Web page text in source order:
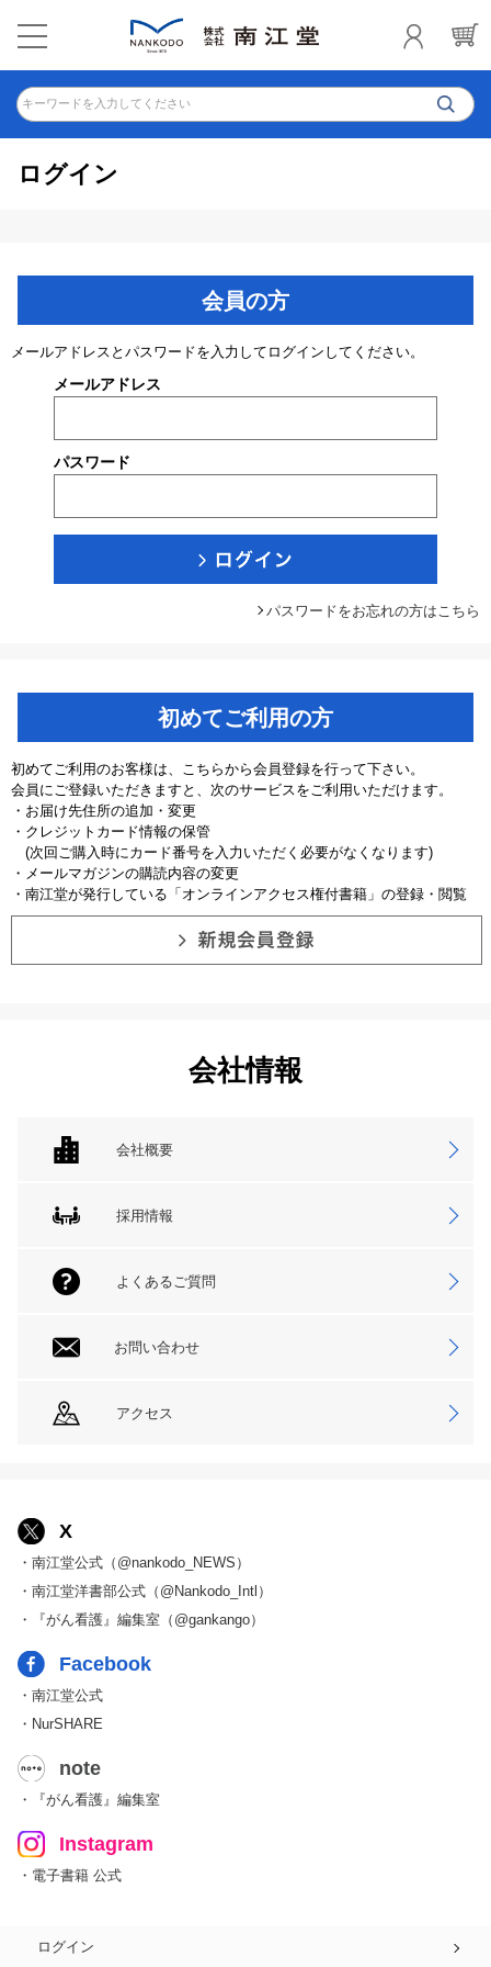
キーワードを入力してください
ログイン
会員の方
メールアドレスとパスワードを入力してログインしてください。
メールアドレス
パスワード
パスワードをお忘れの方はこちら
初めてご利用の方
初めてご利用のお客様は、こちらから会員登録を行って下さい。
会員にご登録いただきますと、次のサービスをご利用いただけます。
・お届け先住所の追加・変更
・クレジットカード情報の保管
(次回ご購入時にカード番号を入力いただく必要がなくなります)
・メールマガジンの購読内容の変更
・南江堂が発行している「オンラインアクセス権付書籍」の登録・閲覧
会社情報
会社概要
採用情報
よくあるご質問
お問い合わせ
アクセス
X
・南江堂公式（@nankodo_NEWS）
・南江堂洋書部公式（@Nankodo_Intl）
・『がん看護』編集室（@gankango）
Facebook
・南江堂公式
・NurSHARE
note
・『がん看護』編集室
Instagram
・電子書籍 公式
ログイン